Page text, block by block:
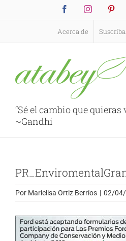
FacebookInstagram
Acerca de
“Sé el cambio que quieras
~Gandhi
Por Marielisa Ortiz Berríos | 02/